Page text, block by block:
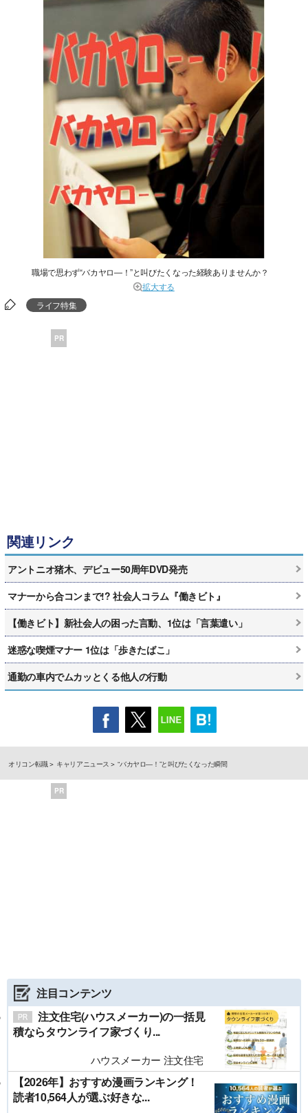
職場で思わず“バカヤロ―！”と叫びたくなった経験ありませんか？
拡大する
ライフ特集
PR
関連リンク
アントニオ猪木、デビュー50周年DVD発売
マナーから合コンまで!? 社会人コラム『働きビト』
【働きビト】新社会人の困った言動、1位は「言葉遣い」
迷惑な喫煙マナー 1位は「歩きたばこ」
通勤の車内でムカッとくる他人の行動
オリコン転職 キャリアニュース “バカヤロ―！”と叫びたくなった瞬間
PR
注目コンテンツ
注文住宅(ハウスメーカー)の一括見
積ならタウンライフ家づくり...
ハウスメーカー 注文住宅
【2026年】おすすめ漫画ランキング！
読者10,564人が選ぶ好きな...